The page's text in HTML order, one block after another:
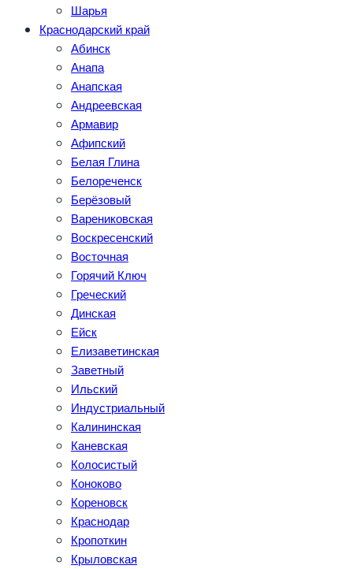
Шарья
Краснодарский край
Абинск
Анапа
Анапская
Андреевская
Армавир
Афипский
Белая Глина
Белореченск
Берёзовый
Варениковская
Воскресенский
Восточная
Горячий Ключ
Греческий
Динская
Ейск
Елизаветинская
Заветный
Ильский
Индустриальный
Калининская
Каневская
Колосистый
Коноково
Кореновск
Краснодар
Кропоткин
Крыловская